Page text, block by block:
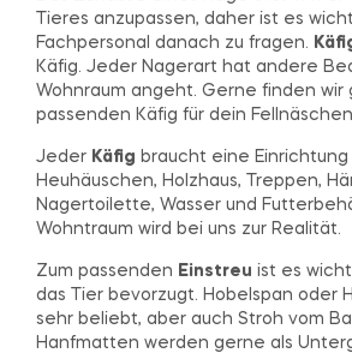
Tieres anzupassen, daher ist es
Fachpersonal danach zu fragen.
Käfig. Jeder Nagerart hat andere
Wohnraum angeht. Gerne finden wir
passenden Käfig für dein
Jeder Käfig braucht eine Einrichtung
Heuhäuschen, Holzhaus, Treppen,
Nagertoilette, Wasser und
Wohntraum wird bei uns zur Realität.
Zum passenden Einstreu ist es
das Tier bevorzugt. Hobelspan oder
sehr beliebt, aber auch Stroh vom
Hanfmatten werden gerne als